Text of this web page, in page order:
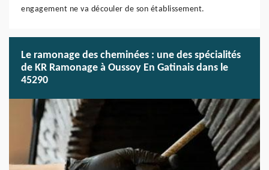
engagement ne va découler de son établissement.
Le ramonage des cheminées : une des spécialités
de KR Ramonage à Oussoy En Gatinais dans le
45290